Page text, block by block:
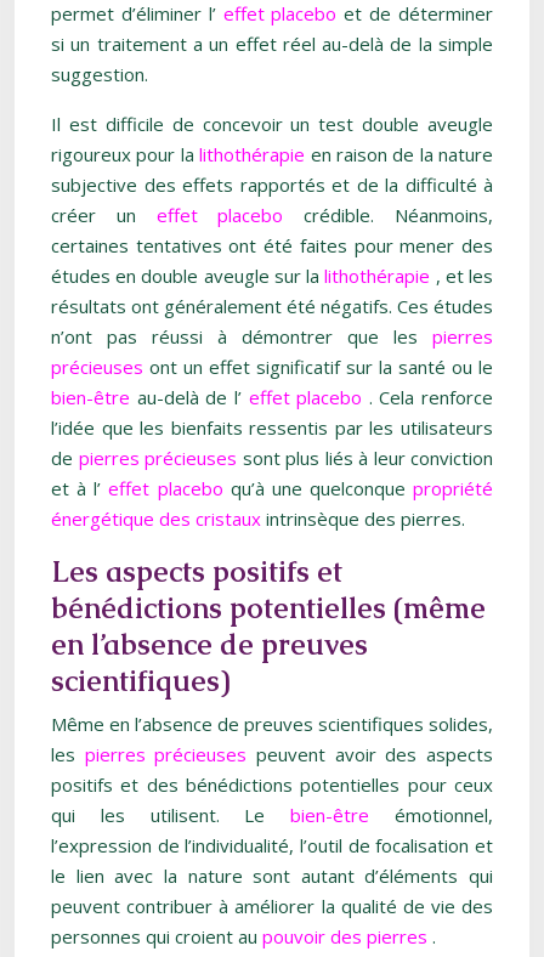
permet d’éliminer l’ effet placeboet de déterminer
si un traitement a un effet réel au-delà de la simple
suggestion.
Il est difficile de concevoir un test double aveugle
rigoureux pour lalithothérapie en raison de la nature
subjective des effets rapportés et de la difficulté à
créer un effet placebocrédible. Néanmoins,
certaines tentatives ont été faites pour mener des
études en double aveugle sur lalithothérapie , et les
résultats ont généralement été négatifs. Ces études
n’ont pas réussi à démontrer que les pierres
précieuses ont un effet significatif sur la santé ou le
bien-être au-delà de l’ effet placebo . Cela renforce
l’idée que les bienfaits ressentis par les utilisateurs
de pierres précieuses sont plus liés à leur conviction
et à l’effet placebo qu’à une quelconque propriété
énergétique des cristaux intrinsèque des pierres.
Les aspects positifs et
bénédictions potentielles (même
en l’absence de preuves
scientifiques)
Même en l’absence de preuves scientifiques solides,
les pierres précieusespeuvent avoir des aspects
positifs et des bénédictions potentielles pour ceux
qui les utilisent. Lebien-êtreémotionnel,
l’expression de l’individualité, l’outil de focalisation et
le lien avec la nature sont autant d’éléments qui
peuvent contribuer à améliorer la qualité de vie des
personnes qui croient au pouvoir des pierres .